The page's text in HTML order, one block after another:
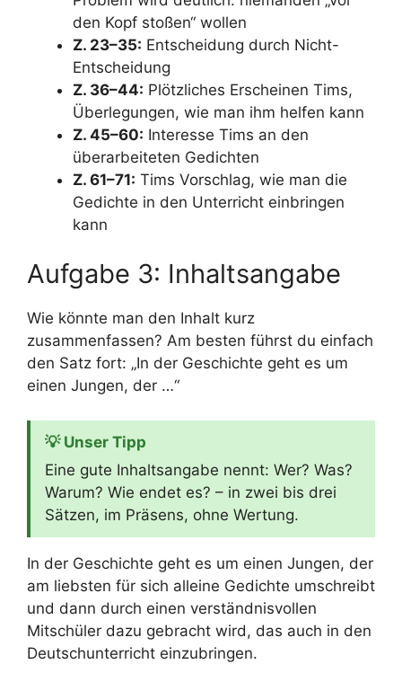
den Kopf stoßen“ wollen
Z. 23–35: Entscheidung durch Nicht-
Entscheidung
Z. 36–44: Plötzliches Erscheinen Tims,
Überlegungen, wie man ihm helfen kann
Z. 45–60: Interesse Tims an den
überarbeiteten Gedichten
Z. 61–71: Tims Vorschlag, wie man die
Gedichte in den Unterricht einbringen
kann
Aufgabe 3: Inhaltsangabe
Wie könnte man den Inhalt kurz
zusammenfassen? Am besten führst du einfach
den Satz fort: „In der Geschichte geht es um
einen Jungen, der …“
💡 Unser Tipp
Eine gute Inhaltsangabe nennt: Wer? Was?
Warum? Wie endet es? – in zwei bis drei
Sätzen, im Präsens, ohne Wertung.
In der Geschichte geht es um einen Jungen, der
am liebsten für sich alleine Gedichte umschreibt
und dann durch einen verständnisvollen
Mitschüler dazu gebracht wird, das auch in den
Deutschunterricht einzubringen.